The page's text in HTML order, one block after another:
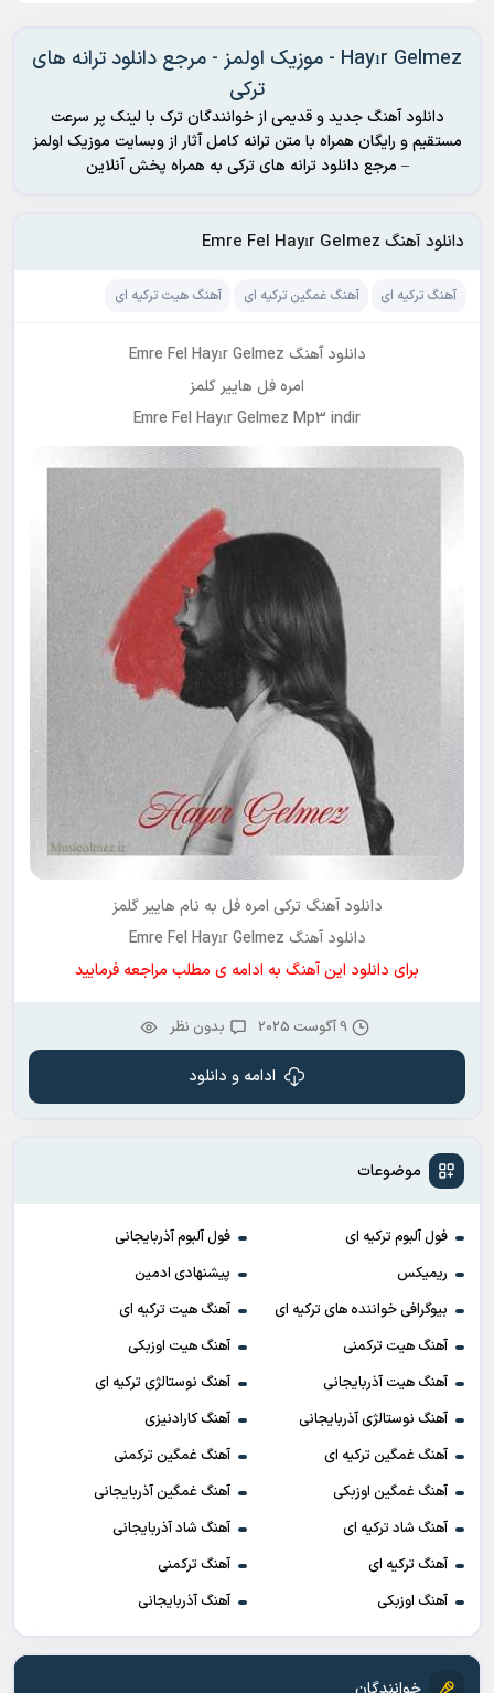
موضوعات
فول آلبوم ترکیه ای
فول آلبوم آذربایجانی
ریمیکس
پیشنهادی ادمین
بیوگرافی خواننده های ترکیه ای
آهنگ هیت ترکیه ای
آهنگ هیت ترکمنی
آهنگ هیت اوزبکی
آهنگ هیت آذربایجانی
آهنگ نوستالژی ترکیه ای
آهنگ نوستالژی آذربایجانی
آهنگ کارادنیزی
آهنگ غمگین ترکیه ای
آهنگ غمگین ترکمنی
آهنگ غمگین اوزبکی
آهنگ غمگین آذربایجانی
آهنگ شاد ترکیه ای
آهنگ شاد آذربایجانی
آهنگ ترکیه ای
آهنگ ترکمنی
آهنگ اوزبکی
آهنگ آذربایجانی
Hayır Gelmez - موزیک اولمز - مرجع دانلود ترانه های
ترکی
دانلود آهنگ جدید و قدیمی از خوانندگان ترک با لینک پر سرعت
مستقیم و رایگان همراه با متن ترانه کامل آثار از وبسایت موزیک اولمز
– مرجع دانلود ترانه های ترکی به همراه پخش آنلاین
دانلود آهنگ Emre Fel Hayır Gelmez
آهنگ ترکیه ای آهنگ غمگین ترکیه ای آهنگ هیت ترکیه ای
دانلود آهنگ Emre Fel Hayır Gelmez
امره فل هاییر گلمز
Emre Fel Hayır Gelmez Mp3 indir
دانلود آهنگ ترکی امره فل به نام هاییر گلمز
دانلود آهنگ Emre Fel Hayır Gelmez
برای دانلود این آهنگ به ادامه ی مطلب مراجعه فرمایید
9 آگوست 2025 بدون نظر
ادامه و دانلود